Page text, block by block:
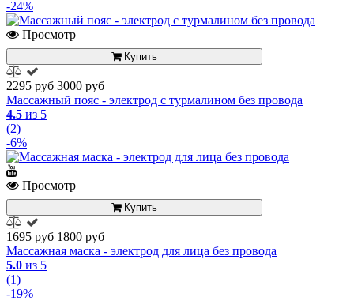
-24%
Просмотр
Купить
2295 руб 3000 руб
Массажный пояс - электрод с турмалином без провода
4.5 из 5
(2)
-6%
Просмотр
Купить
1695 руб 1800 руб
Массажная маска - электрод для лица без провода
5.0 из 5
(1)
-19%